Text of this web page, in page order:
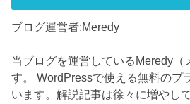
ブログ運営者:Meredy
当ブログを運営しているMeredy（
す。 WordPressで使える無料のプ
います。解説記事は徐々に増やし